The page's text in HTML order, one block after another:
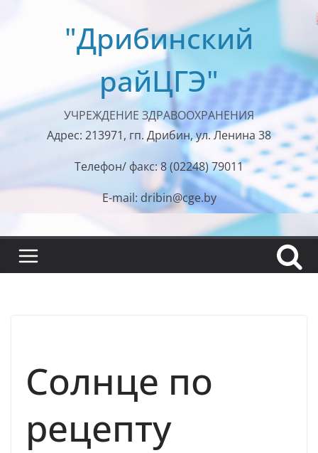
содержимому"Дрибинский
райЦГЭ"
УЧРЕЖДЕНИЕ ЗДРАВООХРАНЕНИЯ
Адрес: 213971, гп. Дрибин, ул. Ленина 38
Телефон/ факс: 8 (02248) 79011
E-mail: dribin@cge.by
Солнце по
рецепту